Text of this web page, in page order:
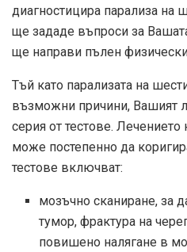
диагностицира парализа на
ще зададе въпроси за
ще направи пълен
Тъй като парализата на
възможни причини, Вашият
серия от тестове.
може постепенно да
тестове включват:
мозъчно сканиране, за
тумор, фрактура на
повишено налягане в